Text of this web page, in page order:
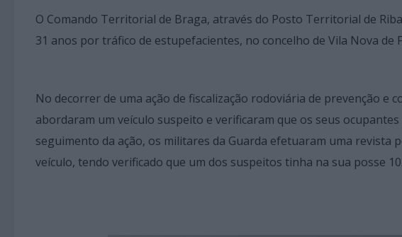
O Comando Territorial de Braga, através do Posto Territorial de
31 anos por tráfico de estupefacientes, no concelho de Vila Nova de
No decorrer de uma ação de fiscalização rodoviária de prevenção e
abordaram um veículo suspeito e verificaram que os seus
seguimento da ação, os militares da Guarda efetuaram uma revista
veículo, tendo verificado que um dos suspeitos tinha na sua posse